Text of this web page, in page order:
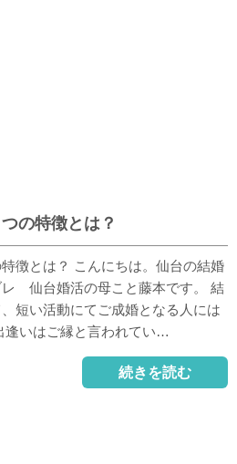
つの特徴とは？
徴とは？ こんにちは。仙台の結婚
仙台婚活の母こと藤本です。 結
短い活動にてご成婚となる人には
逢いはご縁と言われてい…
続きを読む